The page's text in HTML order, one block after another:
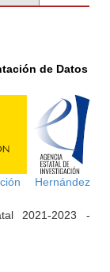
de Datos
Hernández
2021-2023 -